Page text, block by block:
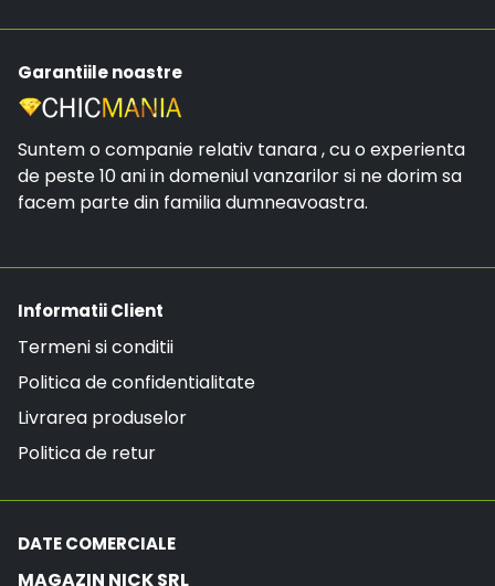
Garantiile noastre
Suntem o companie relativ tanara , cu o experienta
de peste 10 ani in domeniul vanzarilor si ne dorim sa
facem parte din familia dumneavoastra.
Informatii Client
Termeni si conditii
Politica de confidentialitate
Livrarea produselor
Politica de retur
DATE COMERCIALE
MAGAZIN NICK SRL